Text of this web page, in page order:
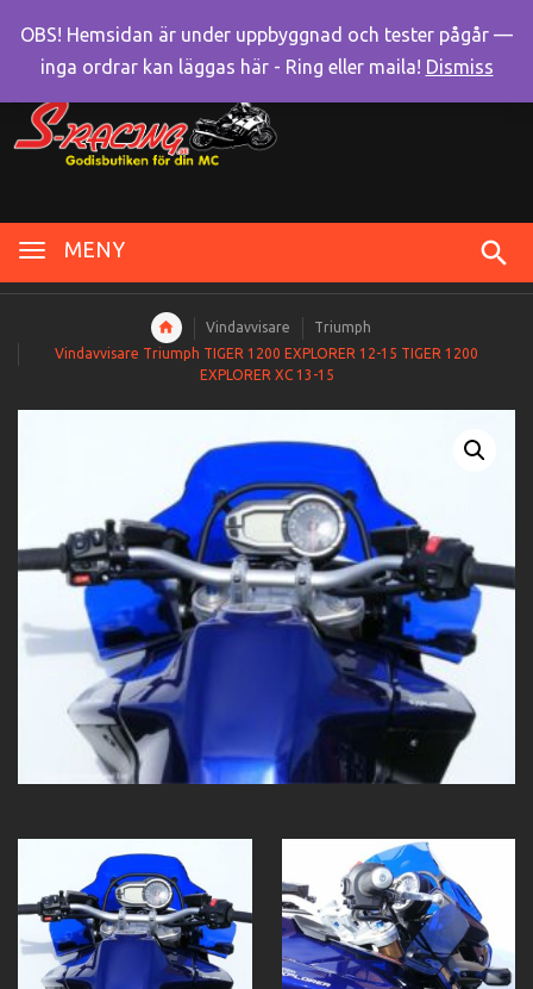
MENY
Vindavvisare
Triumph
Vindavvisare Triumph TIGER 1200 EXPLORER 12-15 TIGER 1200
EXPLORER XC 13-15
OBS! Hemsidan är under uppbyggnad och tester pågår —
inga ordrar kan läggas här - Ring eller maila! Dismiss